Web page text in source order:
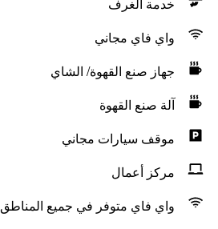
واي فاي مجاني
جهاز صنع القهوة/ الشاي
آلة صنع القهوة
موقف سيارات مجاني
مركز أعمال
واي فاي متوفر في جميع المناطق